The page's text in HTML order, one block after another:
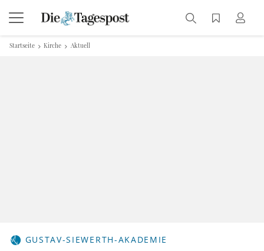
Startseite Kirche Aktuell
GUSTAV-SIEWERTH-AKADEMIE